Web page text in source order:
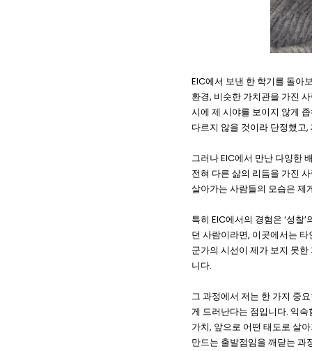
EIC에서 보낸 한 학기를 돌아
환경, 비슷한 가치관을 가진
시에 제 시야를 보이지 않게
다르지 않을 것이라 단정했고
그러나 EIC에서 만난 다양한
전혀 다른 삶의 리듬을 가진
살아가는 사람들의 모습은 제
특히 EIC에서의 경험은 ‘성
던 사람이라면, 이곳에서는
군가의 시선이 제가 보지 못
니다.
그 과정에서 저는 한 가지 중
게 드러난다는 점입니다. 익
가치, 앞으로 어떤 태도로 살
만드는 출발점임을 깨닫는 과